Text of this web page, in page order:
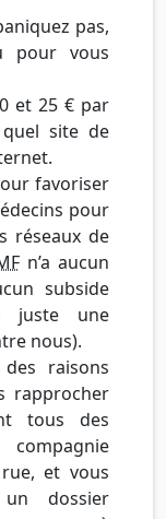
pas,
pour vous
et 25 € par
site de
favoriser
pour
réseaux de
n’a aucun
subside
une
nous).
raisons
rapprocher
tous des
et vous
dossier